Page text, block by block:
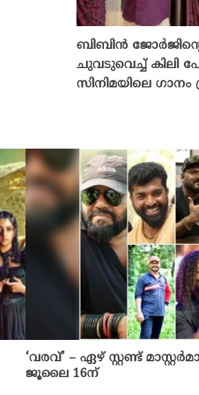
ബിബിൻ ജോർജിന്റെ
ചുവടുവെച്ച് കിലി
സിനിമയിലെ
‘വരവ്’ – ഏഴ് സ്റ്റണ്ട്
ജൂലൈ 16ന്